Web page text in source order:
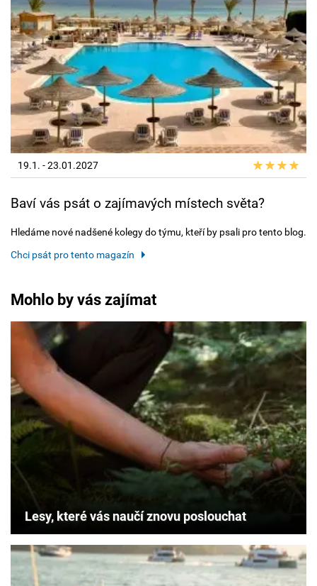
19.1. - 23.01.2027
Baví vás psát o zajímavých místech světa?
Hledáme nové nadšené kolegy do týmu, kteří by psali pro tento blog.
Chci psát pro tento magazín
Mohlo by vás zajímat
Lesy, které vás naučí znovu poslouchat